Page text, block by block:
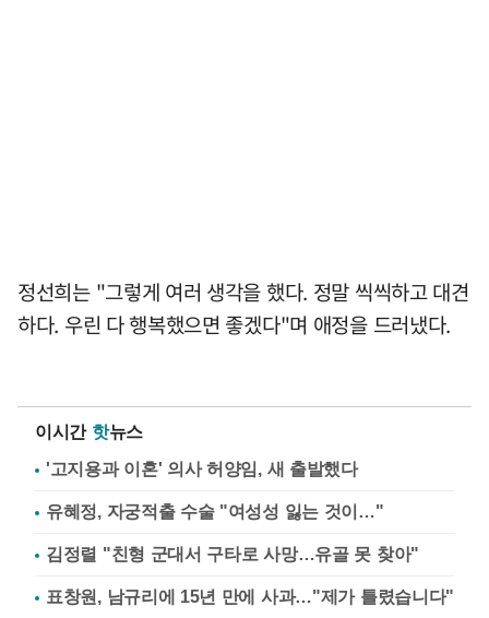
정선희는 "그렇게 여러 생각을 했다. 정말 씩씩하고 대견
하다. 우린 다 행복했으면 좋겠다"며 애정을 드러냈다.
이시간 핫뉴스
'고지용과 이혼' 의사 허양임, 새 출발했다
유혜정, 자궁적출 수술 "여성성 잃는 것이…"
김정렬 "친형 군대서 구타로 사망…유골 못 찾아"
표창원, 남규리에 15년 만에 사과…"제가 틀렸습니다"